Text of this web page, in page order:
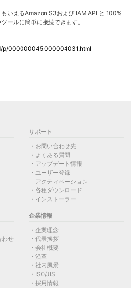
いえるAmazon S3および IAM API と 100%
ールに簡単に接続できます。
p/000000045.000004031.html
サポート
お問い合わせ先
よくある質問
アップデート情報
ユーザー登録
アクティベーション
各種ダウンロード
インストーラー
わせ
企業情報
企業理念
代表挨拶
会社概要
沿革
社内風景
ISO/JIS
採用情報